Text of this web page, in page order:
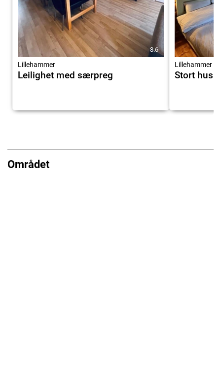
8.6
Lillehammer
Leilighet med særpreg
Lillehammer
Stort hus
Området